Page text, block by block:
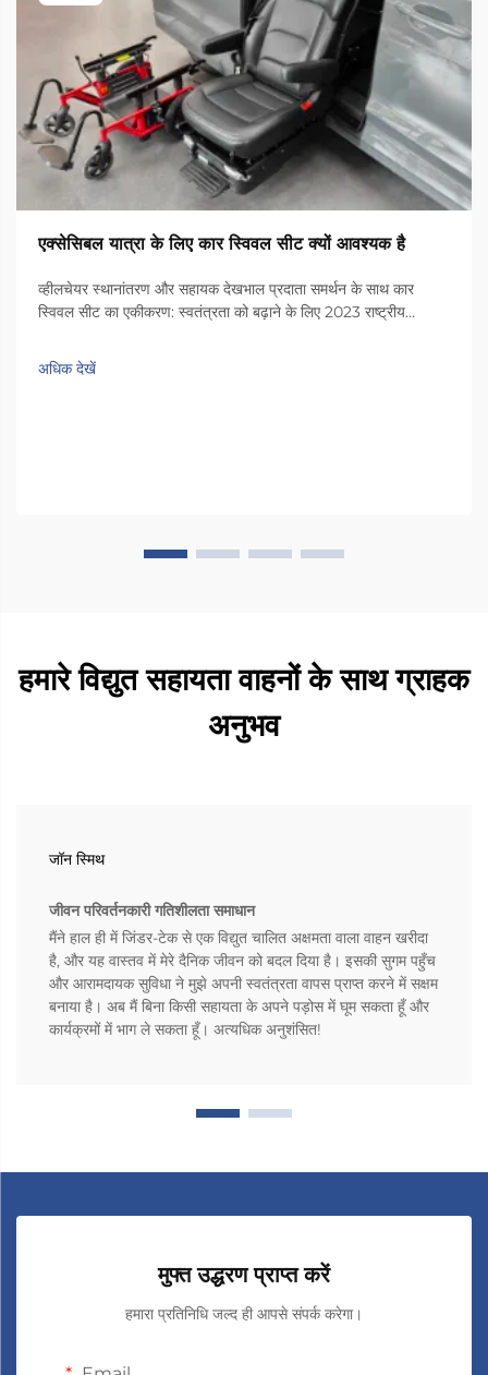
एक्सेसिबल यात्रा के लिए कार स्विवल सीट क्यों आवश्यक है
व्हीलचेयर स्थानांतरण और सहायक देखभाल प्रदाता समर्थन के साथ कार
स्विवल सीट का एकीकरण: स्वतंत्रता को बढ़ाने के लिए 2023 राष्ट्रीय
को व्हीलचेयर से सीट पर स्थानांतरित होने के दौरान अधिक स्वतंत्रता प्राप्त
करने में मदद करती हैं...
अधिक देखें
हमारे विद्युत सहायता वाहनों के साथ ग्राहक
अनुभव
जॉन स्मिथ
जीवन परिवर्तनकारी गतिशीलता समाधान
मैंने हाल ही में जिंडर-टेक से एक विद्युत चालित अक्षमता वाला वाहन खरीदा
है, और यह वास्तव में मेरे दैनिक जीवन को बदल दिया है। इसकी सुगम पहुँच
और आरामदायक सुविधा ने मुझे अपनी स्वतंत्रता वापस प्राप्त करने में सक्षम
बनाया है। अब मैं बिना किसी सहायता के अपने पड़ोस में घूम सकता हूँ और
कार्यक्रमों में भाग ले सकता हूँ। अत्यधिक अनुशंसित!
मुफ्त उद्धरण प्राप्त करें
हमारा प्रतिनिधि जल्द ही आपसे संपर्क करेगा।